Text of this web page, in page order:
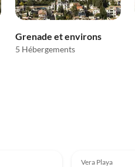
Grenade et environs
5 Hébergements
Vera Playa